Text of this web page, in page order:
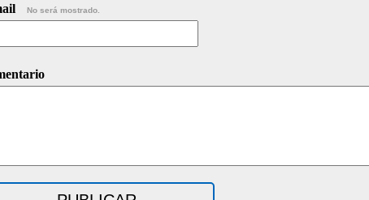
No será mostrado.